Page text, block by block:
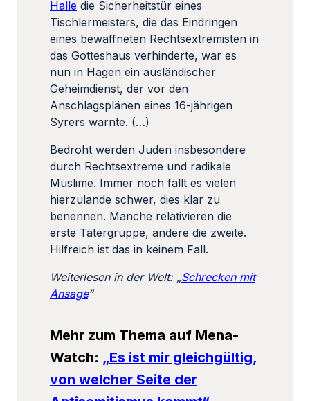
Halle die Sicherheitstür eines
Tischlermeisters, die das Eindringen
eines bewaffneten Rechtsextremisten in
das Gotteshaus verhinderte, war es
nun in Hagen ein ausländischer
Geheimdienst, der vor den
Anschlagsplänen eines 16-jährigen
Syrers warnte. (…)
Bedroht werden Juden insbesondere
durch Rechtsextreme und radikale
Muslime. Immer noch fällt es vielen
hierzulande schwer, dies klar zu
benennen. Manche relativieren die
erste Tätergruppe, andere die zweite.
Hilfreich ist das in keinem Fall.
Weiterlesen in der Welt: „Schrecken mit
Ansage“
Mehr zum Thema auf Mena-
Watch: „Es ist mir gleichgültig,
von welcher Seite der